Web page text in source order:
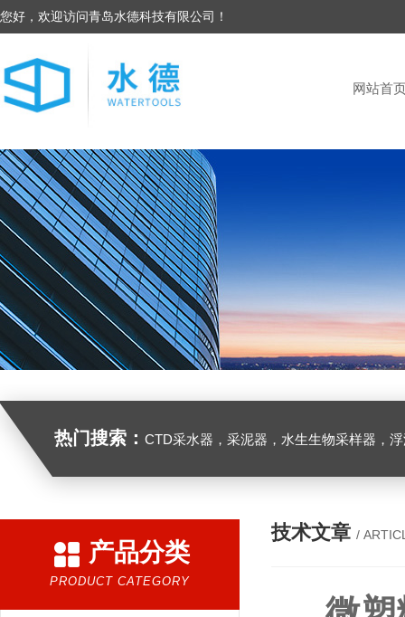
您好，欢迎访问青岛水德科技有限公司！
网站首
热门搜索： CTD采水器，采泥器，水生生物采样器，浮游生物多联采样网，海洋微塑料采样分析系统，浮游动物扫描分析系统，水下颗粒物和浮游动物图像原位采集系
产品分类
PRODUCT CATEGORY
技术文章 /